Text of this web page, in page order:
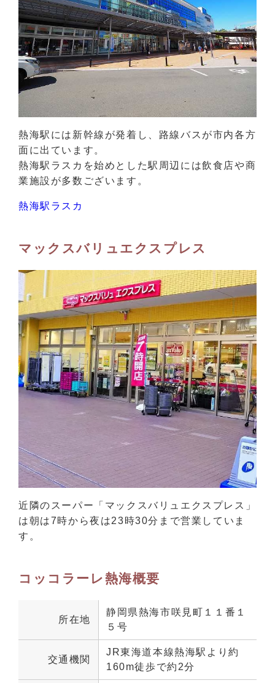
熱海駅には新幹線が発着し、路線バスが市内各方
面に出ています。
熱海駅ラスカを始めとした駅周辺には飲食店や商
業施設が多数ございます。
熱海駅ラスカ
マックスバリュエクスプレス
近隣のスーパー「マックスバリュエクスプレス」
は朝は7時から夜は23時30分まで営業していま
す。
コッコラーレ熱海概要
所在地
静岡県熱海市咲見町１１番１
５号
交通機関
JR東海道本線熱海駅より約
160m徒歩で約2分